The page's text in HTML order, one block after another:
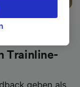
Trainline-
geben als
der
und
Ihre